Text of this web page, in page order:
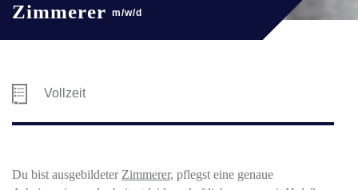
Zimmerer m/w/d
Vollzeit
Du bist ausgebildeter Zimmerer, pflegst eine genaue